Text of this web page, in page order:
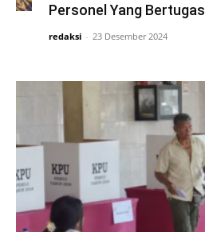
Personel Yang Bertugas
redaksi - 23 Desember 2024